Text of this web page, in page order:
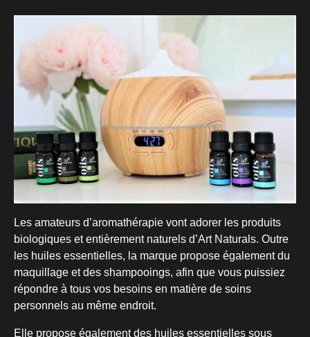
Les amateurs d’aromathérapie vont adorer les produits
biologiques et entièrement naturels d’Art Naturals. Outre
les huiles essentielles, la marque propose également du
maquillage et des shampooings, afin que vous puissiez
répondre à tous vos besoins en matière de soins
personnels au même endroit.
Elle propose également des huiles essentielles sous